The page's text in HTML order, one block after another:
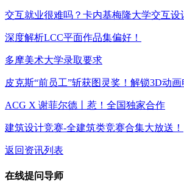
交互就业很难吗？卡内基梅隆大学交互设
深度解析LCC平面作品集偏好！
多摩美术大学录取要求
皮克斯“前员工”斩获图灵奖！解锁3D动
ACG X 谢菲尔德丨惹！全国独家合作
建筑设计竞赛-全建筑类竞赛合集大放送！
返回资讯列表
在线提问导师